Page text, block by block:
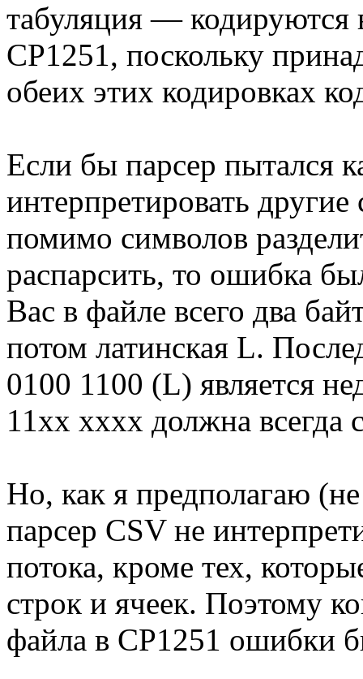
табуляция — кодируются
CP1251, поскольку
обеих этих кодировках
Если бы парсер пытался
интерпретировать
помимо символов
распарсить, то ошибка
Вас в файле всего два
потом латинская L.
0100 1100 (L) является
11xx xxxx должна всегда
Но, как я предполагаю
парсер CSV не
потока, кроме тех,
строк и ячеек. Поэтому
файла в CP1251 ошибки